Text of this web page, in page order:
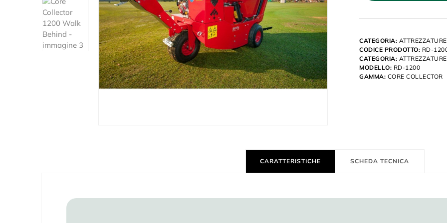
CATEGORIA: ATTREZZATURE
CODICE PRODOTTO: RD-
CATEGORIA: ATTREZZATURE
MODELLO: RD-1200
GAMMA: CORE COLLECTOR
CARATTERISTICHE SCHEDA TECNICA